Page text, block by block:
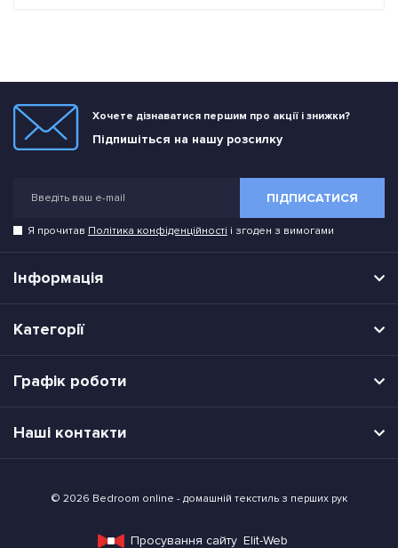
Хочете дізнаватися першим про акції і знижки?
Підпишіться на нашу розсилку
ПІДПИСАТИСЯ
Я прочитав Політика конфіденційності і згоден з вимогами
Інформація
Категорії
Графік роботи
Наші контакти
© 2026 Bedroom online - домашній текстиль з перших рук
Просування сайту Elit-Web